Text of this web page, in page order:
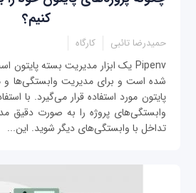
کنیم؟
حمیدرضا تائبی کارگاه
شده است و برای مدیریت وابستگی‌ها و
وابستگی‌های پروژه را به صورت دقیق
تداخل با وابستگی‌های دیگر شوید. این...